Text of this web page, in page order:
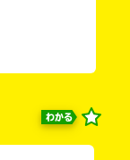
わかる